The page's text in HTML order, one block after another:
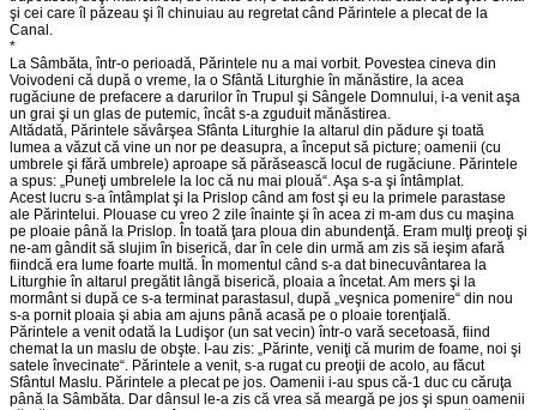
şi cei care îl păzeau şi îl chinuiau au regretat când Părintele a plecat de la
Canal.
*
La Sâmbăta, într-o perioadă, Părintele nu a mai vorbit. Povestea cineva din
Voivodeni că după o vreme, la o Sfântă Liturghie în mănăstire, la acea
rugăciune de prefacere a darurilor în Trupul şi Sângele Domnului, i-a venit aşa
un grai şi un glas de putemic, încât s-a zguduit mănăstirea.
Altădată, Părintele săvârşea Sfânta Liturghie la altarul din pădure şi toată
lumea a văzut că vine un nor pe deasupra, a început să picture; oamenii (cu
umbrele şi fără umbrele) aproape să părăsească locul de rugăciune. Părintele
a spus: „Puneţi umbrelele la loc că nu mai plouă“. Aşa s-a şi întâmplat.
Acest lucru s-a întâmplat şi la Prislop când am fost şi eu la primele parastase
ale Părintelui. Plouase cu vreo 2 zile înainte şi în acea zi m-am dus cu maşina
pe ploaie până la Prislop. În toată ţara ploua din abundenţă. Eram mulţi preoţi şi
ne-am gândit să slujim în biserică, dar în cele din urmă am zis să ieşim afară
fiindcă era lume foarte multă. În momentul când s-a dat binecuvântarea la
Liturghie în altarul pregătit lângă biserică, ploaia a încetat. Am mers şi la
mormânt si după ce s-a terminat parastasul, după „veşnica pomenire“ din nou
s-a pornit ploaia şi abia am ajuns până acasă pe o ploaie torenţială.
Părintele a venit odată la Ludişor (un sat vecin) într-o vară secetoasă, fiind
chemat la un maslu de obşte. I-au zis: „Părinte, veniţi că murim de foame, noi şi
satele învecinate“. Părintele a venit, s-a rugat cu preoţii de acolo, au făcut
Sfântul Maslu. Părintele a plecat pe jos. Oamenii i-au spus că-1 duc cu căruţa
până la Sâmbăta. Dar dânsul le-a zis că vrea să meargă pe jos şi spun oamenii